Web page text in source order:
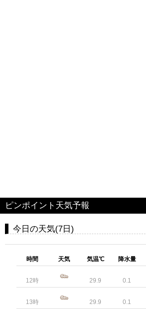
ピンポイント天気予報
今日の天気(7日)
時間 天気 気温℃ 降水量
12時 29.9 0.1
13時 29.9 0.1